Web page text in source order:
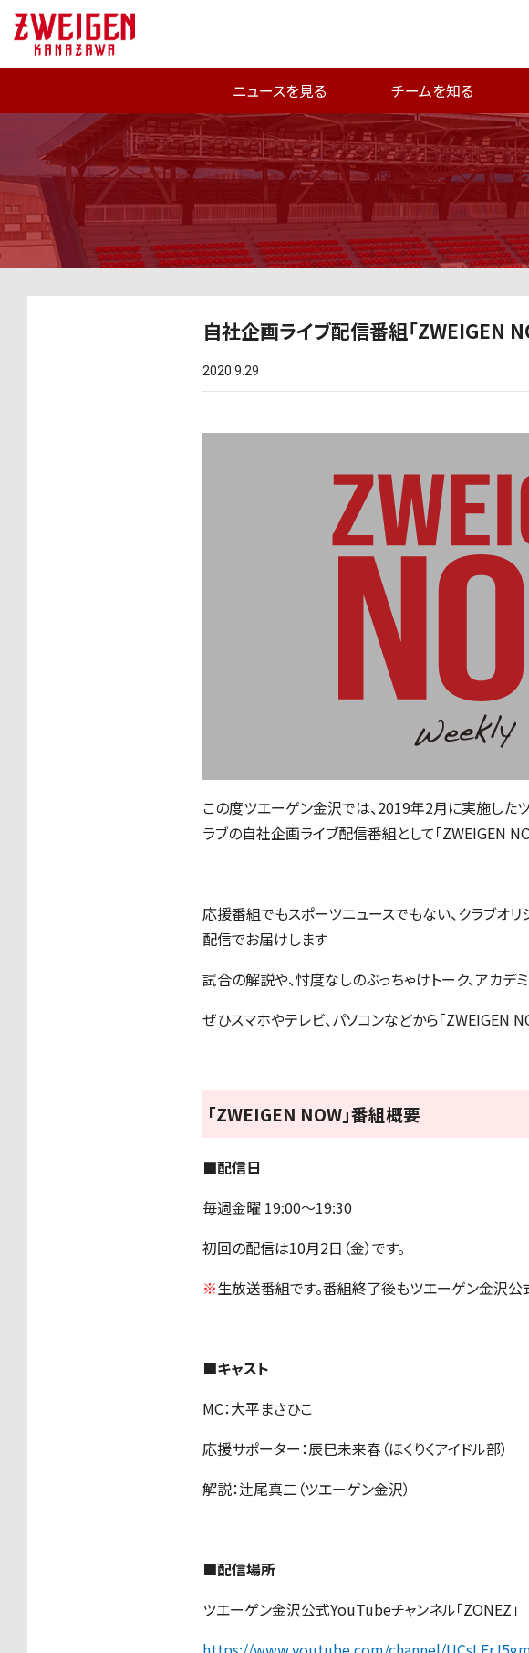
ニュースを見る チームを知る
自社企画ライブ配信番組「ZWEIGEN
2020.9.29
この度ツエーゲン金沢では、2019年2月に実施した
ラブの自社企画ライブ配信番組として「ZWEIGEN
応援番組でもスポーツニュースでもない、クラブオ
配信でお届けします
試合の解説や、忖度なしのぶっちゃけトーク、アカ
ぜひスマホやテレビ、パソコンなどから「ZWEIGEN
「ZWEIGEN NOW」番組概要
■配信日
毎週金曜 19:00〜19:30
初回の配信は10月2日（金）です。
※生放送番組です。番組終了後もツエーゲン金沢公
■キャスト
MC：大平まさひこ
応援サポーター：辰巳未来春（ほくりくアイドル部）
解説：辻尾真二（ツエーゲン金沢）
■配信場所
ツエーゲン金沢公式YouTubeチャンネル「ZONEZ」